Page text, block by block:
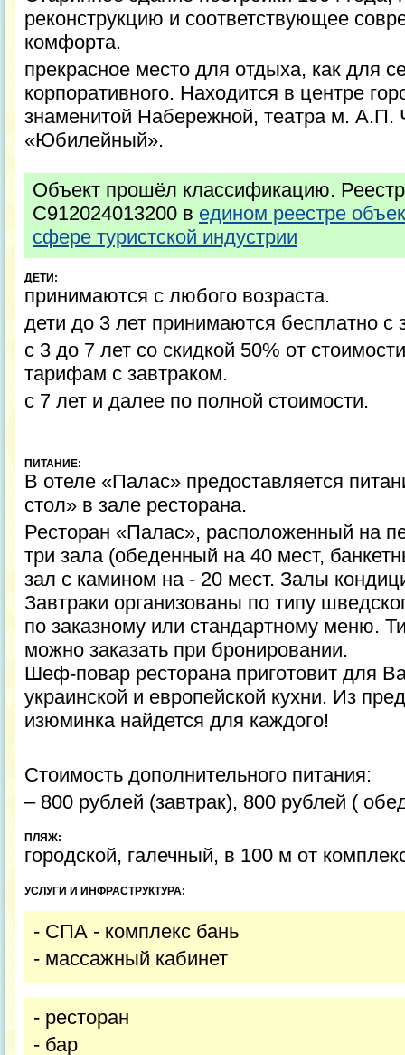
реконструкцию и соответствующее
комфорта.
прекрасное место для отдыха, как для
корпоративного. Находится в центре
знаменитой Набережной, театра м. А.П.
«Юбилейный».
Объект прошёл классификацию.
С912024013200 в едином реестре
сфере туристской индустрии
ДЕТИ:
принимаются с любого возраста.
дети до 3 лет принимаются бесплатно с
с 3 до 7 лет со скидкой 50% от
тарифам с завтраком.
с 7 лет и далее по полной стоимости.
ПИТАНИЕ:
В отеле «Палас» предоставляется
стол» в зале ресторана.
Ресторан «Палас», расположенный на
три зала (обеденный на 40 мест,
зал с камином на - 20 мест. Залы
Завтраки организованы по типу
по заказному или стандартному меню.
можно заказать при бронировании.
Шеф-повар ресторана приготовит для
украинской и европейской кухни. Из
изюминка найдется для каждого!
Стоимость дополнительного питания:
– 800 рублей (завтрак), 800 рублей (
ПЛЯЖ:
городской, галечный, в 100 м от
УСЛУГИ И ИНФРАСТРУКТУРА:
- СПА - комплекс бань
- массажный кабинет
- ресторан
- бар